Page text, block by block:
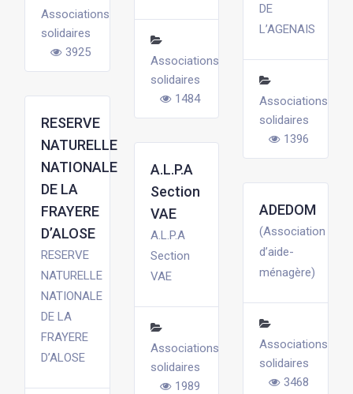
Associations
solidaires
1484
DE
L’AGENAIS
Associations
solidaires
1396
Associations
solidaires
3925
A.L.P.A
Section
VAE
A.L.P.A
Section
VAE
Associations
solidaires
1989
ADEDOM
(Association
d’aide-
ménagère)
Associations
solidaires
3468
RESERVE
NATURELLE
NATIONALE
DE LA
FRAYERE
D’ALOSE
RESERVE
NATURELLE
NATIONALE
DE LA
FRAYERE
D’ALOSE